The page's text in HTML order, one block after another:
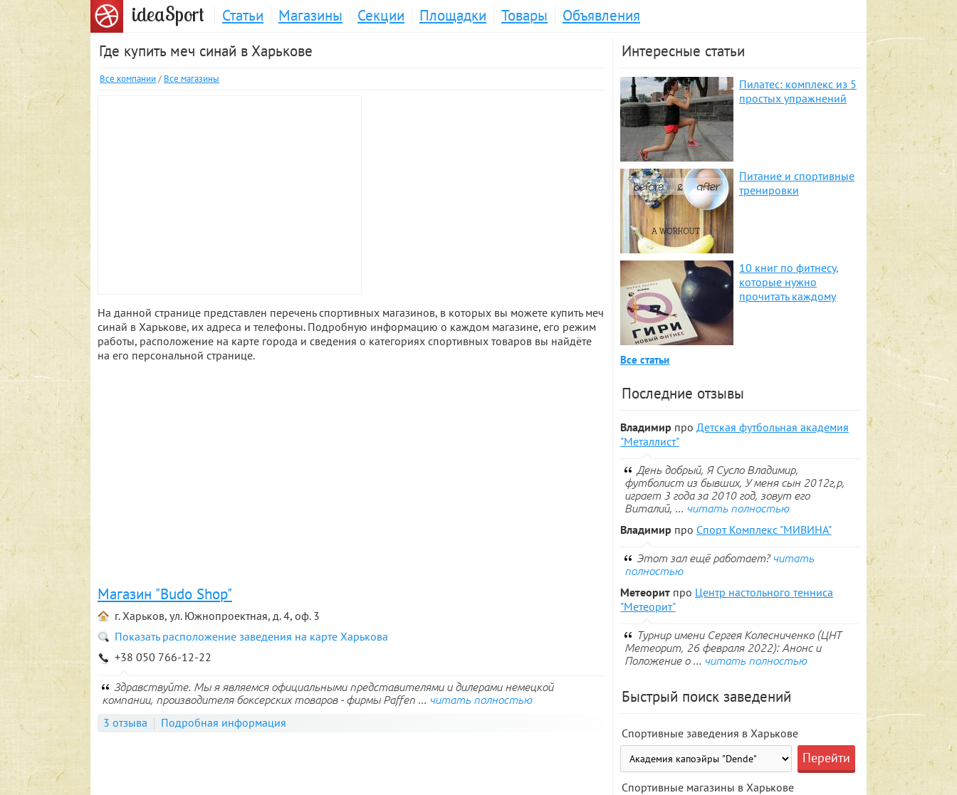
ideaSport Статьи Магазины Секции Площадки Товары
Объявления
Где купить меч синай в Харькове
Все компании / Все магазины
На данной странице представлен перечень спортивных магазинов, в которых вы можете купить меч
синай в Харькове, их адреса и телефоны. Подробную информацию о каждом магазине, его режим
работы, расположение на карте города и сведения о категориях спортивных товаров вы найдёте
на его персональной странице.
Магазин "Budo Shop"
г. Харьков, ул. Южнопроектная, д. 4, оф. 3
Показать расположение заведения на карте Харькова
+38 050 766-12-22
Здравствуйте. Мы я являемся официальными представителями и дилерами немецкой
компании, производителя боксерских товаров - фирмы Paffen ... читать полностью
3 отзыва Подробная информация
Интересные статьи
Пилатес: комплекс из 5
простых упражнений
Питание и спортивные
тренировки
10 книг по фитнесу,
которые нужно
прочитать каждому
Все статьи
Последние отзывы
Владимир про Детская футбольная академия
"Металлист"
День добрый, Я Сусло Владимир,
футболист из бывших, У меня сын 2012г,р,
играет 3 года за 2010 год, зовут его
Виталий, ... читать полностью
Владимир про Спорт Комплекс "МИВИНА"
Этот зал ещё работает? читать
полностью
Метеорит про Центр настольного тенниса
"Метеорит"
Турнир имени Сергея Колесниченко (ЦНТ
Метеорит, 26 февраля 2022): Анонс и
Положение о ... читать полностью
Быстрый поиск заведений
Спортивные заведения в Харькове
Спортивные магазины в Харькове